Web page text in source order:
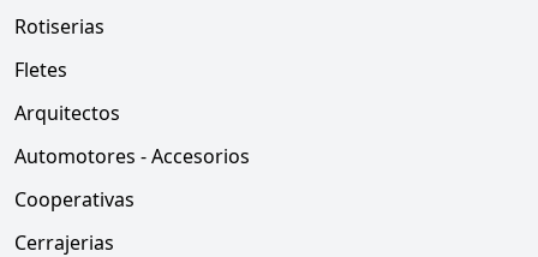
Rotiserias
Fletes
Arquitectos
Automotores - Accesorios
Cooperativas
Cerrajerias